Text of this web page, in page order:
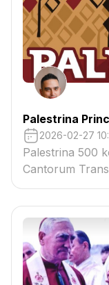
Palestrina
2026-02-27
Palestrina 500
Cantorum